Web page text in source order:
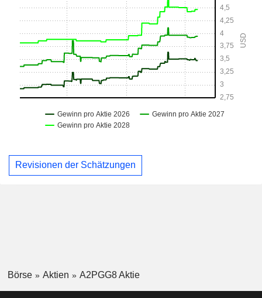
Revisionen der Schätzungen
Börse Aktien A2PGG8 Aktie